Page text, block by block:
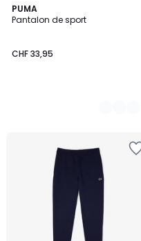
PUMA
Pantalon de sport
CHF 33,95
2
Couleurs